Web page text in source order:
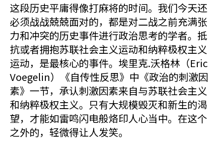
这段历史平庸得像打麻将的时间。我们今天还
必须战战兢兢面对的，都是对二战之前充满张
力和冲突的历史事件进行政治思考的学者。抵
抗或者拥抱苏联社会主义运动和纳粹极权主义
运动，是最核心的事件。埃里克.沃格林（Eric
Voegelin）《自传性反思》中《政治的刺激因
素》一节，承认刺激因素来自与苏联社会主义
和纳粹极权主义。只有大规模毁灭和新生的渴
望，才能如雷鸣闪电般烙印人心当中。在这个
之外的，轻微得让人发笑。